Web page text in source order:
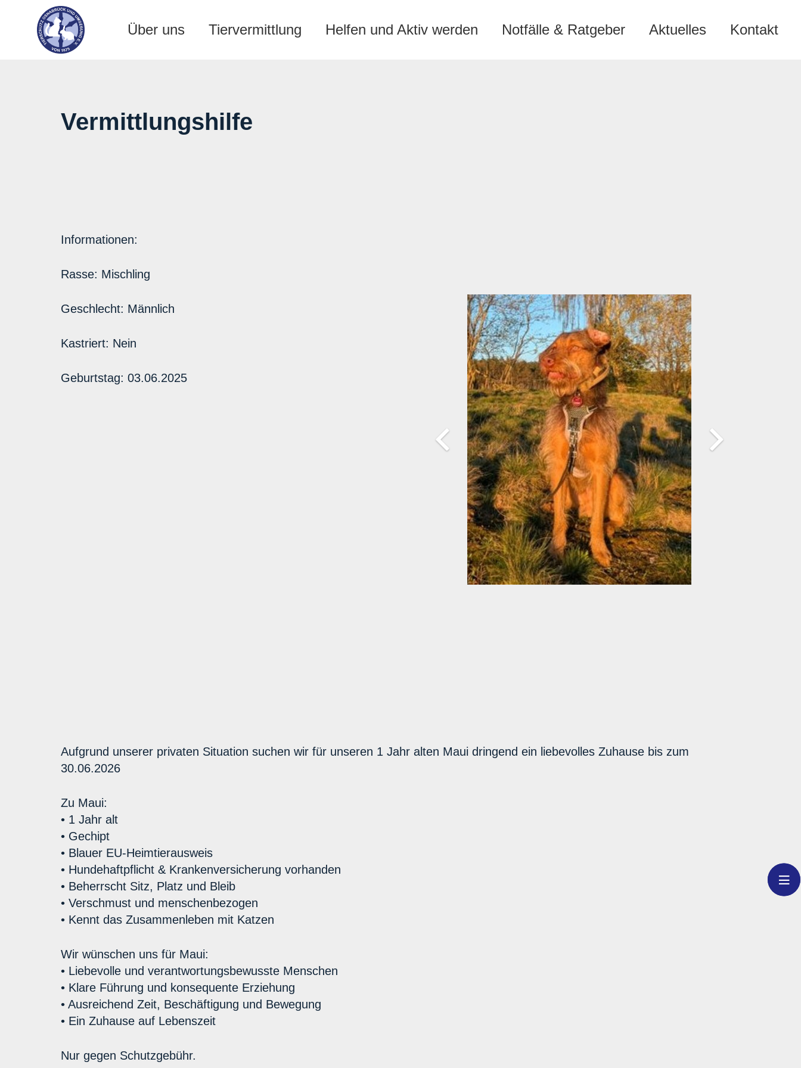
Über uns Tiervermittlung Helfen und Aktiv werden Notfälle & Ratgeber Aktuelles Kontakt
Vermittlungshilfe
Informationen:
Rasse: Mischling
Geschlecht: Männlich
Kastriert: Nein
Geburtstag: 03.06.2025
Aufgrund unserer privaten Situation suchen wir für unseren 1 Jahr alten Maui dringend ein liebevolles Zuhause bis zum
30.06.2026
Zu Maui:
• 1 Jahr alt
• Gechipt
• Blauer EU-Heimtierausweis
• Hundehaftpflicht & Krankenversicherung vorhanden
• Beherrscht Sitz, Platz und Bleib
• Verschmust und menschenbezogen
• Kennt das Zusammenleben mit Katzen
Wir wünschen uns für Maui:
• Liebevolle und verantwortungsbewusste Menschen
• Klare Führung und konsequente Erziehung
• Ausreichend Zeit, Beschäftigung und Bewegung
• Ein Zuhause auf Lebenszeit
Nur gegen Schutzgebühr.